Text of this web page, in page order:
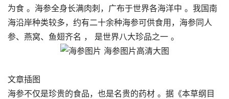
为食 。海参全身长满肉刺，广布于世界各海洋中 。我国南
海沿岸种类较多，约有二十余种海参可供食用，海参同人
参、燕窝、鱼翅齐名 ， 是世界八大珍品之一 。
文章插图
海参不仅是珍贵的食品，也是名贵的药材 。据《本草纲目